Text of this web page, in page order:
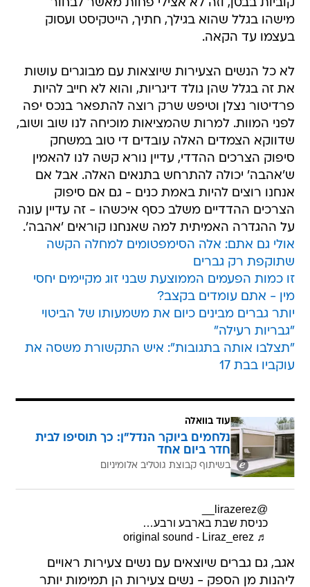
קוביות בבטן, וזה לא אצילי פחות מאשר לבחור
מישהו בגלל שהוא בגילך, חתיך, הייטקיסט ועסוק
בעצמו עד הקאה.
לא כל הנשים הצעירות שיוצאות עם מבוגרים עושות
את זה בגלל שהן גולד דיגריות, והוא לא חייב להיות
פרדיטור נצלן וטיפש שרק רוצה להתפאר בנכס יפה
לפני המוות. למרות שהמציאות מוכיחה לנו שוב ושוב,
שדווקא הצמדים האלה עובדים די טוב במשחק
סיפוק הצרכים ההדדי, עדיין נורא קשה לנו להאמין
ש'אהבה' יכולה להתרחש בתנאים האלה. אבל אם
אנחנו רוצים להיות באמת כנים - גם אם סיפוק
הצרכים ההדדיים משלב כסף איכשהו - זה עדיין עונה
על ההגדרה האמיתית למה שאנחנו קוראים 'אהבה'.
אולי גם אתם: אלה הסימפטומים למחלה הקשה
שתוקפת רק גברים
זו כמות הפעמים הממוצעת שבני זוג מקיימים יחסי
מין - אתם עומדים בקצב?
יותר גברים מבינים כיום את משמעותו של הביטוי
"גבריות רעילה"
"תצלבו אותה בתגובות": איש התקשורת משסה את
עוקביו בבת 17
עוד בוואלה
נלחמים ביוקר הנדל"ן: כך תוסיפו לבית
חדר ביום אחד
בשיתוף קבוצת גוטליב אלומיניום
@lirazerez__
כניסת שבת בארבע ורבע…
♬ original sound - Liraz_erez
אגב, גם גברים שיוצאים עם נשים צעירות ראויים
ליהנות מן הספק - נשים צעירות הן תמימות יותר